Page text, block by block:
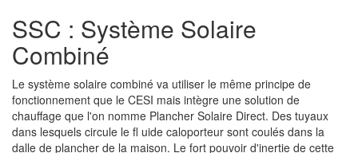
SSC : Système Solaire
Combiné
Le système solaire combiné va utiliser le même principe de
fonctionnement que le CESI mais intègre une solution de
chauffage que l'on nomme Plancher Solaire Direct. Des tuyaux
dans lesquels circule le fl uide caloporteur sont coulés dans la
dalle de plancher de la maison. Le fort pouvoir d'inertie de cette